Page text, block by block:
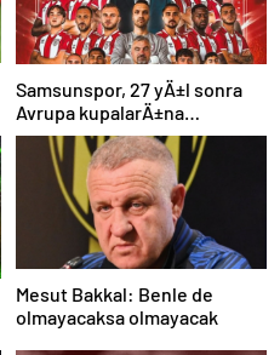
Samsunspor, 27 yÄ±l sonra
Avrupa kupalarÄ±na
katÄ±lÄ±yor
Mesut Bakkal: Benle de
olmayacaksa olmayacak